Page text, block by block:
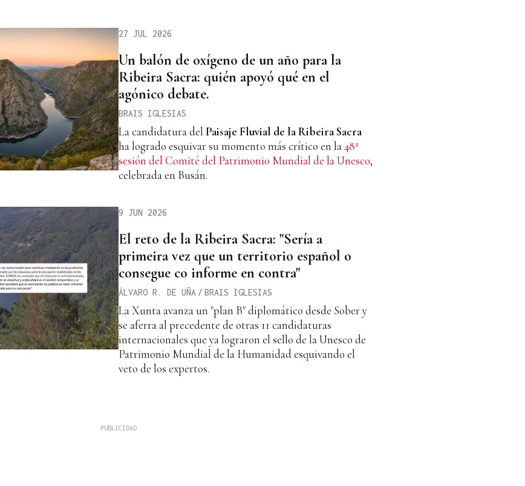
27 JUL 2026
Un balón de oxígeno de un año para la
Ribeira Sacra: quién apoyó qué en el
agónico debate.
BRAIS IGLESIAS
La candidatura del Paisaje Fluvial de la Ribeira Sacra
ha logrado esquivar su momento más crítico en la48ª
sesión del Comité del Patrimonio Mundial de la Unesco,
celebrada en Busán.
9 JUN 2026
El reto de la Ribeira Sacra: "Sería a
primeira vez que un territorio español o
consegue co informe en contra"
ÁLVARO R. DE UÑA / BRAIS IGLESIAS
La Xunta avanza un "plan B" diplomático desde Sober y
se aferra al precedente de otras 11 candidaturas
internacionales que ya lograron el sello de la Unesco de
Patrimonio Mundial de la Humanidad esquivando el
veto de los expertos.